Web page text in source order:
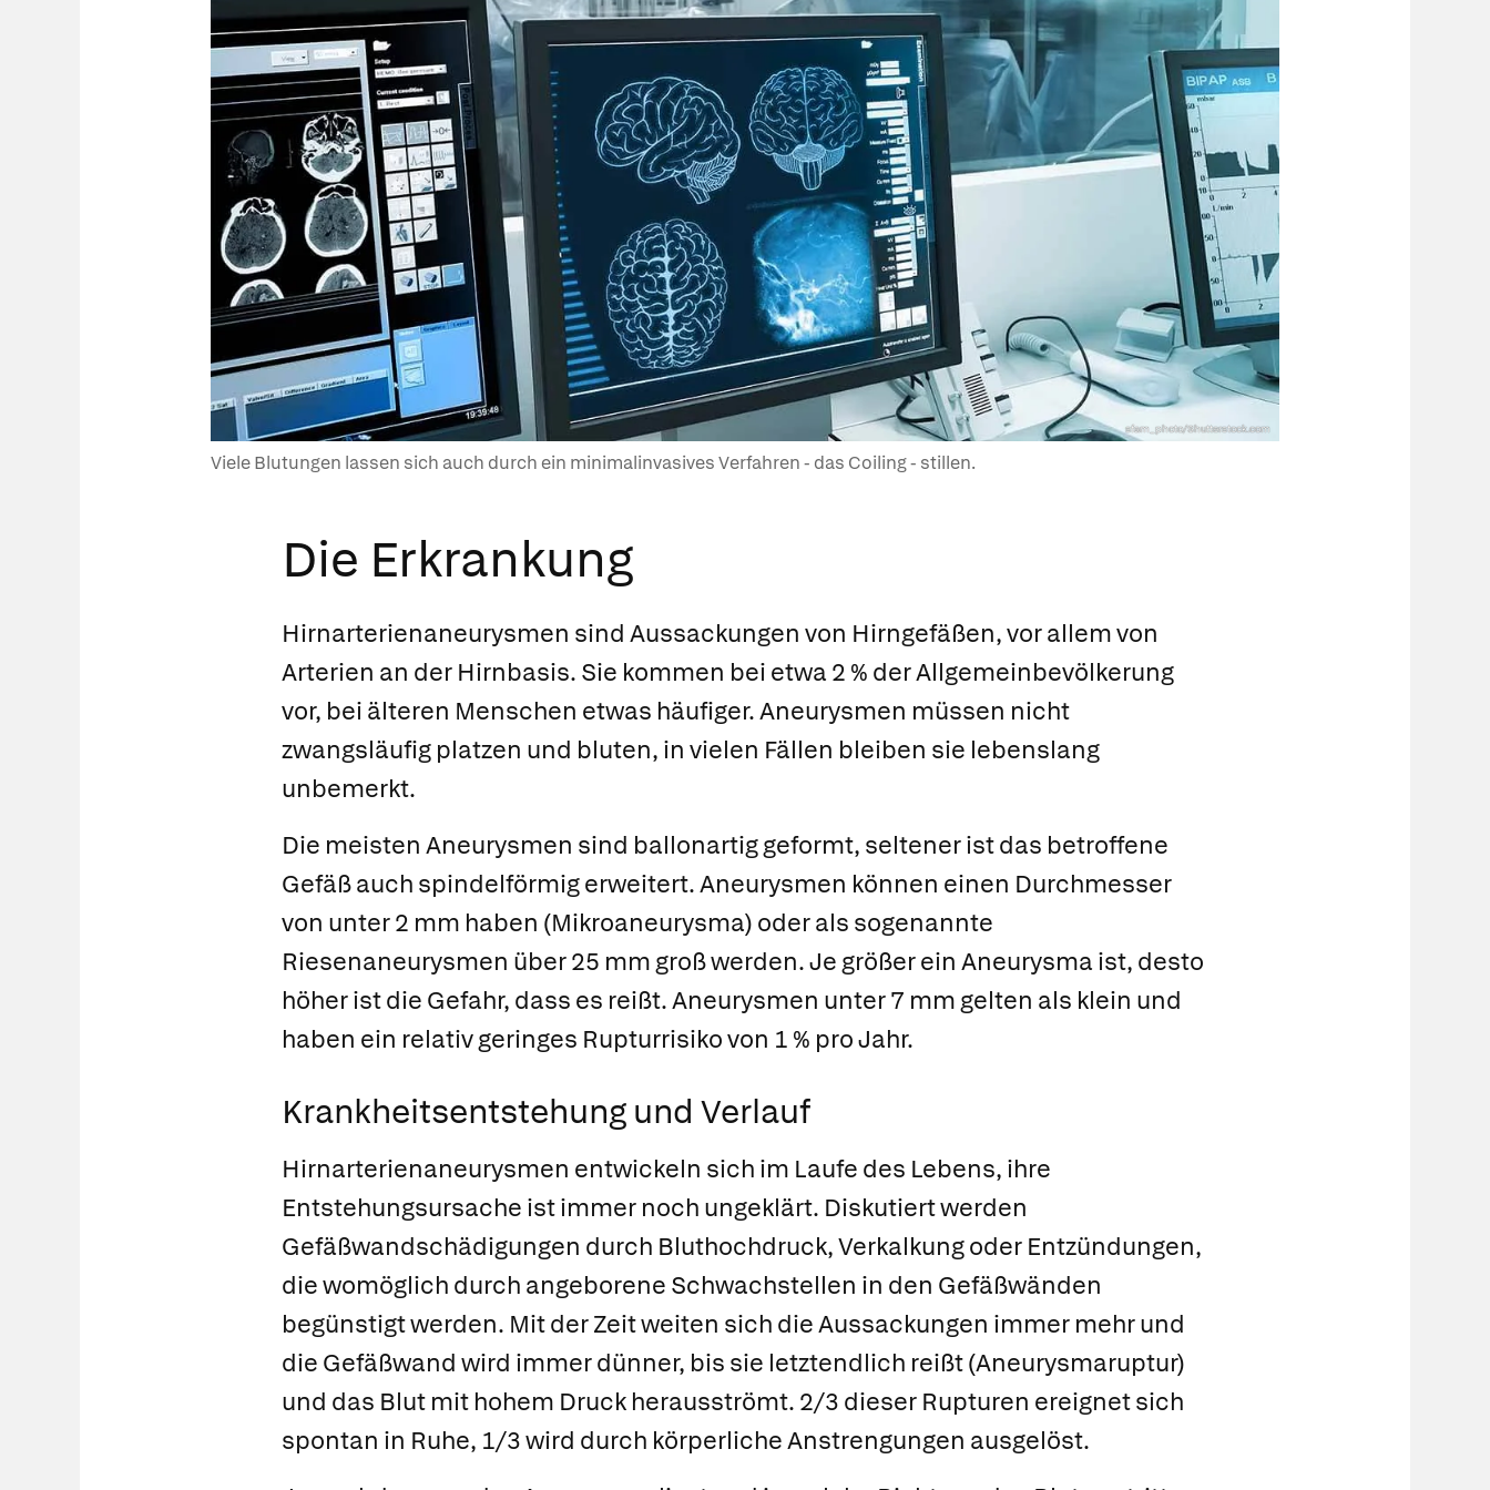
sfam_photo/Shutterstock.com
Viele Blutungen lassen sich auch durch ein minimalinvasives Verfahren - das Coiling - stillen.
Die Erkrankung
Hirnarterienaneurysmen sind Aussackungen von Hirngefäßen, vor allem von
Arterien an der Hirnbasis. Sie kommen bei etwa 2 % der Allgemeinbevölkerung
vor, bei älteren Menschen etwas häufiger. Aneurysmen müssen nicht
zwangsläufig platzen und bluten, in vielen Fällen bleiben sie lebenslang
unbemerkt.
Die meisten Aneurysmen sind ballonartig geformt, seltener ist das betroffene
Gefäß auch spindelförmig erweitert. Aneurysmen können einen Durchmesser
von unter 2 mm haben (Mikroaneurysma) oder als sogenannte
Riesenaneurysmen über 25 mm groß werden. Je größer ein Aneurysma ist, desto
höher ist die Gefahr, dass es reißt. Aneurysmen unter 7 mm gelten als klein und
haben ein relativ geringes Rupturrisiko von 1 % pro Jahr.
Krankheitsentstehung und Verlauf
Hirnarterienaneurysmen entwickeln sich im Laufe des Lebens, ihre
Entstehungsursache ist immer noch ungeklärt. Diskutiert werden
Gefäßwandschädigungen durch Bluthochdruck, Verkalkung oder Entzündungen,
die womöglich durch angeborene Schwachstellen in den Gefäßwänden
begünstigt werden. Mit der Zeit weiten sich die Aussackungen immer mehr und
die Gefäßwand wird immer dünner, bis sie letztendlich reißt(Aneurysmaruptur)
und das Blut mit hohem Druck herausströmt. 2/3 dieser Rupturen ereignet sich
spontan in Ruhe, 1/3 wird durch körperliche Anstrengungen ausgelöst.